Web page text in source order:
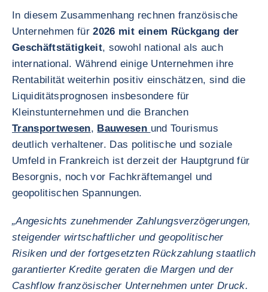
In diesem Zusammenhang rechnen französische
Unternehmen für 2026 mit einem Rückgang der
Geschäftstätigkeit, sowohl national als auch
international. Während einige Unternehmen ihre
Rentabilität weiterhin positiv einschätzen, sind die
Liquiditätsprognosen insbesondere für
Kleinstunternehmen und die Branchen
Transportwesen, Bauwesen und Tourismus
deutlich verhaltener. Das politische und soziale
Umfeld in Frankreich ist derzeit der Hauptgrund für
Besorgnis, noch vor Fachkräftemangel und
geopolitischen Spannungen.
„Angesichts zunehmender Zahlungsverzögerungen,
steigender wirtschaftlicher und geopolitischer
Risiken und der fortgesetzten Rückzahlung staatlich
garantierter Kredite geraten die Margen und der
Cashflow französischer Unternehmen unter Druck.